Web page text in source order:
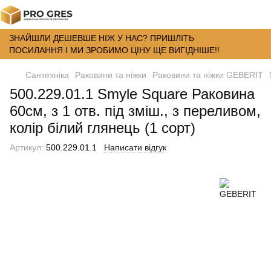
ЗНАЙШЛИ ДЕШЕВШЕ НІЖ У НАС? ПРИШЛІТЬ
ПОСИЛАННЯ І МИ ЗРОБИМО ЦІНУ ЩЕ ВИГІДНІШЕ!!
Сантехніка Раковини та ніжки Раковини та ніжки GEBERIT
500.229.01.1 Smyle Square Раковина
60см, з 1 отв. під зміш., з переливом,
колір білий глянець (1 сорт)
Артикул: 500.229.01.1 Написати відгук